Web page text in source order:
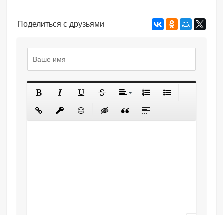
Поделиться с друзьями